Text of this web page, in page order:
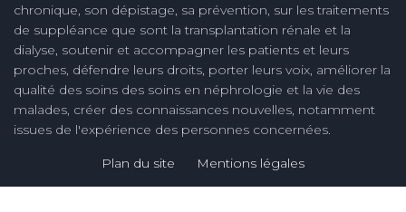
chronique, son dépistage, sa prévention, sur les traitements
de suppléance que sont la transplantation rénale et la
dialyse, soutenir et accompagner les patients et leurs
proches, défendre leurs droits, porter leurs voix, améliorer la
qualité des soins des soins en néphrologie et la vie des
malades, créer des connaissances nouvelles, notamment
issues de l'expérience des personnes concernées.
Plan du site Mentions légales